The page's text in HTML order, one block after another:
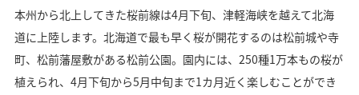
本州から北上してきた桜前線は4月下旬、津軽海峡を越えて北海
道に上陸します。北海道で最も早く桜が開花するのは松前城や寺
町、松前藩屋敷がある松前公園。園内には、250種1万本もの桜が
植えられ、4月下旬から5月中旬まで1カ月近く楽しむことができ